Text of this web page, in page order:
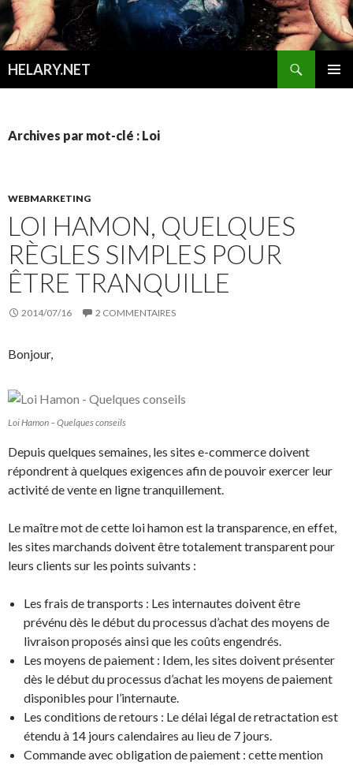
HELARY.NET
Archives par mot-clé : Loi
WEBMARKETING
LOI HAMON, QUELQUES
RÈGLES SIMPLES POUR
ÊTRE TRANQUILLE
2014/07/16 2 COMMENTAIRES
Bonjour,
Loi Hamon – Quelques conseils
Depuis quelques semaines, les sites e-commerce doivent
répondrent à quelques exigences afin de pouvoir exercer leur
activité de vente en ligne tranquillement.
Le maître mot de cette loi hamon est la transparence, en effet,
les sites marchands doivent être totalement transparent pour
leurs clients sur les points suivants :
Les frais de transports : Les internautes doivent être
prévénu dès le début du processus d’achat des moyens de
livraison proposés ainsi que les coûts engendrés.
Les moyens de paiement : Idem, les sites doivent présenter
dès le début du processus d’achat les moyens de paiement
disponibles pour l’internaute.
Les conditions de retours : Le délai légal de retractation est
étendu à 14 jours calendaires au lieu de 7 jours.
Commande avec obligation de paiement : cette mention